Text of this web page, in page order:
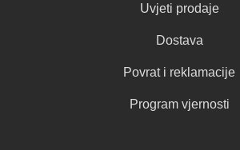
Uvjeti prodaje
Dostava
Povrat i reklamacije
Program vjernosti